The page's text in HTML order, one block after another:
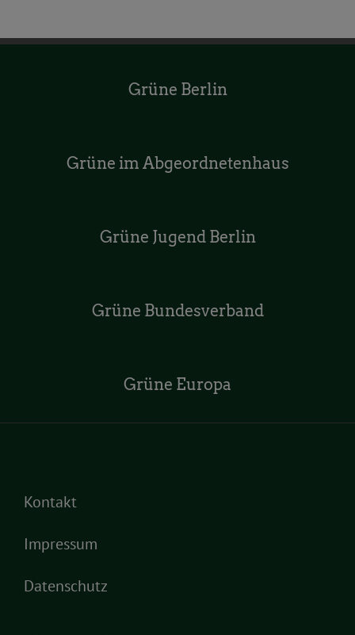
Grüne Berlin
Grüne im Abgeordnetenhaus
Grüne Jugend Berlin
Grüne Bundesverband
Grüne Europa
Kontakt
Impressum
Datenschutz